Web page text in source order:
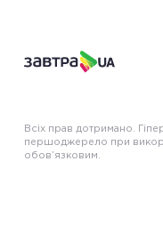
Всіх прав дотримано.
першоджерело при
обов’язковим.